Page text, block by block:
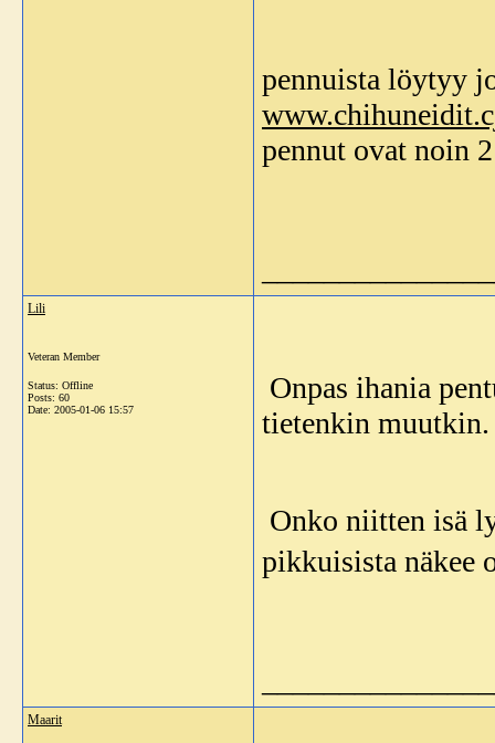
pennuista löytyy
pennut ovat noin
Lili
Veteran Member
Status: Offline
Posts: 60
Date: 2005-01-06 15:57
Onpas ihania
tietenkin muutkin.
Onko niitten isä
pikkuisista näkee
Maarit